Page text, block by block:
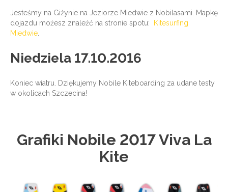
Jesteśmy na Giżynie na Jeziorze Miedwie z Nobilasami. Mapkę
dojazdu możesz znaleźć na stronie spotu:
Kitesurfing
Miedwie.
Niedziela 17.10.2016
Koniec wiatru. Dziękujemy Nobile Kiteboarding za udane testy
w okolicach Szczecina!
Grafiki Nobile 2017 Viva La
Kite